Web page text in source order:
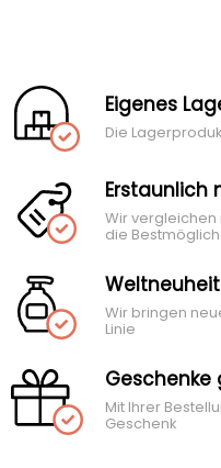
Eigenes
Die
Erstaunlich
Wir
die
Wir bringen
Linie
Geschenke
Mit Ihrer
Geschenk